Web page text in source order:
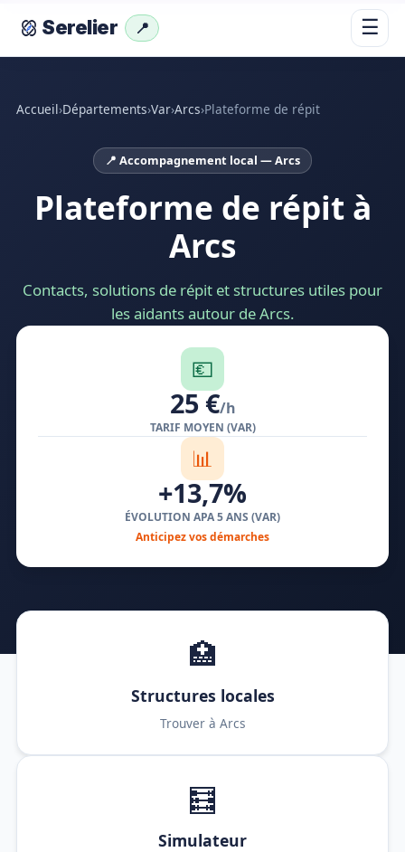
Serelier 📍 ☰
Accueil›Départements›Var›Arcs›Plateforme de répit
📍 Accompagnement local — Arcs
Plateforme de répit à
Arcs
Contacts, solutions de répit et structures utiles pour
les aidants autour de Arcs.
💶
25 €/h
TARIF MOYEN (VAR)
📊
+13,7%
ÉVOLUTION APA 5 ANS (VAR)
Anticipez vos démarches
🏥
Structures locales
Trouver à Arcs
🧮
Simulateur